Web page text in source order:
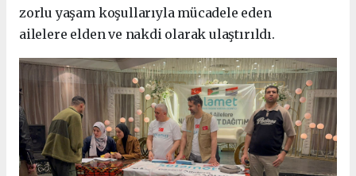
zorlu yaşam koşullarıyla mücadele eden
ailelere elden ve nakdi olarak ulaştırıldı.